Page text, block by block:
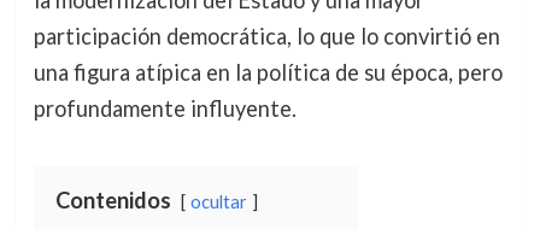
participación democrática, lo que lo convirtió en
una figura atípica en la política de su época, pero
profundamente influyente.
Contenidos ocultar